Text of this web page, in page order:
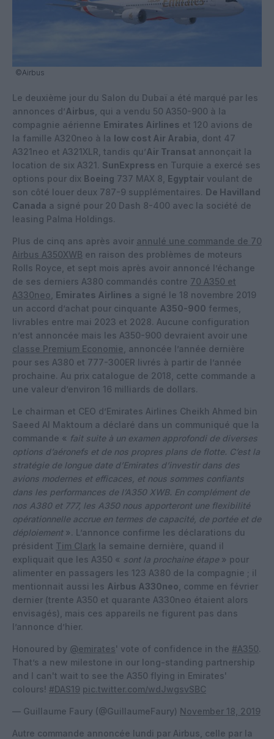
©Airbus
Le deuxième jour du Salon du Dubaï a été marqué par les
annonces d’Airbus , qui a vendu 50 A350-900 à la
compagnie aérienne Emirates Airlines et 120 avions de
la famille A320neo à la low cost Air Arabia , dont 47
A321neo et A321XLR, tandis qu’Air Transat annonçait la
location de six A321. SunExpress en Turquie a exercé ses
options pour dix Boeing 737 MAX 8, Egyptair voulant de
son côté louer deux 787-9 supplémentaires. De Havilland
Canada a signé pour 20 Dash 8-400 avec la société de
leasing Palma Holdings.
Plus de cinq ans après avoir annulé une commande de 70
Airbus A350XWB en raison des problèmes de moteurs
Rolls Royce, et sept mois après avoir annoncé l’échange
de ses derniers A380 commandés contre 70 A350 et
A330neo Emirates Airlines a signé le 18 novembre 2019
un accord d’achat pour cinquante A350-900 fermes,
livrables entre mai 2023 et 2028. Aucune configuration
n’est annoncée mais les A350-900 devraient avoir une
classe Premium Economie , annoncée l’année dernière
pour ses A380 et 777-300ER livrés à partir de l’année
prochaine. Au prix catalogue de 2018, cette commande a
une valeur d’environ 16 milliards de dollars.
Le chairman et CEO d’Emirates Airlines Cheikh Ahmed bin
Saeed Al Maktoum a déclaré dans un communiqué que la
commande « fait suite à un examen approfondi de diverses
options d’aéronefs et de nos propres plans de flotte. C’est la
stratégie de longue date d’Emirates d’investir dans des
avions modernes et efficaces, et nous sommes confiants
dans les performances de l’A350 XWB. En complément de
nos A380 et 777, les A350 nous apporteront une flexibilité
opérationnelle accrue en termes de capacité, de portée et de
déploiement ». L’annonce confirme les déclarations du
président Tim Clark la semaine dernière, quand il
expliquait que les A350 « sont la prochaine étape » pour
alimenter en passagers les 123 A380 de la compagnie ; il
mentionnait aussi les Airbus A330neo , comme en février
dernier (trente A350 et quarante A330neo étaient alors
envisagés), mais ces appareils ne figurent pas dans
l’annonce d’hier.
Honoured by @emirates' vote of confidence in the #A350.
That’s a new milestone in our long-standing partnership
and I can't wait to see the A350 flying in Emirates'
colours! #DAS19 pic.twitter.com/wdJwgsvSBC
— Guillaume Faury (@GuillaumeFaury) November 18, 2019
Autre commande annoncée lundi par Airbus, celle par la